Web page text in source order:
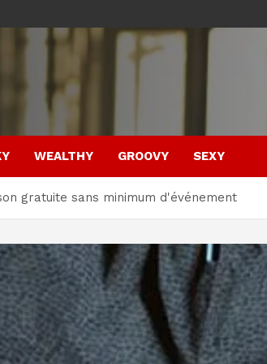
WEALTHY GROOVY SEXY
gratuite sans minimum d'événement